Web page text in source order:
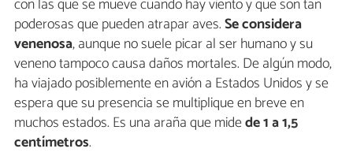
con las que se mueve cuando hay viento y que son tan
poderosas que pueden atrapar aves.Se considera
venenosa, aunque no suele picar al ser humano y su
veneno tampoco causa daños mortales. De algún modo,
ha viajado posiblemente en avión a Estados Unidos y se
espera que su presencia se multiplique en breve en
muchos estados. Es una araña que midede 1 a 1,5
centímetros.